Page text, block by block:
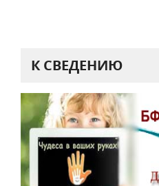
К СВЕДЕНИЮ